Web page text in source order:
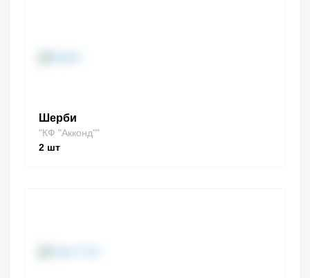
Шерби
"КФ "Акконд""
2 шт